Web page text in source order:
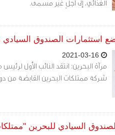
الغذائي، إلى أجلٍ غير مسمى.
استثمارات الصندوق
مرآة البحرين: انتقد النائب الأول
شركة ممتلكات البحرين القابضة من